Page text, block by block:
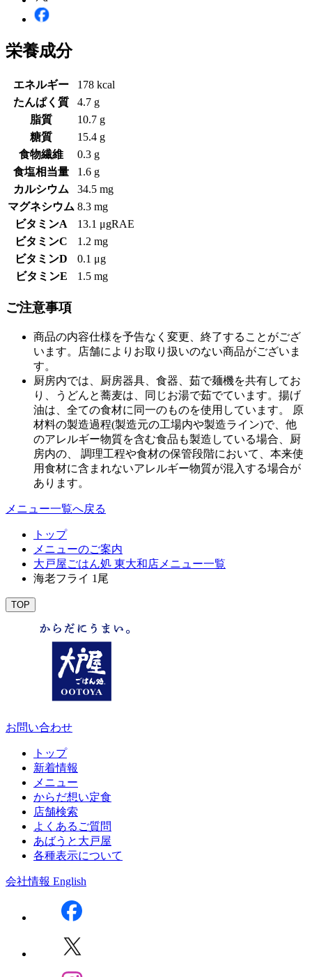
栄養成分
エネルギー
178 kcal
たんぱく質
4.7 g
脂質
10.7 g
糖質
15.4 g
食物繊維
0.3 g
食塩相当量
1.6 g
カルシウム
34.5 mg
マグネシウム 8.3 mg
ビタミンA
13.1 μgRAE
ビタミンC
1.2 mg
ビタミンD
0.1 μg
ビタミンE
1.5 mg
ご注意事項
商品の内容仕様を予告なく変更、終了することがござ
います。店舗によりお取り扱いのない商品がございま
す。
厨房内では、厨房器具、食器、茹で麺機を共有してお
り、うどんと蕎麦は、同じお湯で茹でています。揚げ
油は、全ての食材に同一のものを使用しています。 原
材料の製造過程(製造元の工場内や製造ライン)で、他
のアレルギー物質を含む食品も製造している場合、厨
房内の、 調理工程や食材の保管段階において、本来使
用食材に含まれないアレルギー物質が混入する場合が
あります。
メニュー一覧へ戻る
トップ
メニューのご案内
大戸屋ごはん処 東大和店メニュー一覧
海老フライ 1尾
TOP
お問い合わせ
トップ
新着情報
メニュー
からだ想い定食
店舗検索
よくあるご質問
あばうと大戸屋
各種表示について
会社情報 English